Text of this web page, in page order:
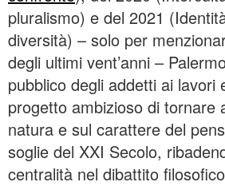
pluralismo) e del 2021
diversità) – solo per
degli ultimi vent’anni –
pubblico degli addetti ai lavori
progetto ambizioso di tornare
natura e sul carattere del
soglie del XXI Secolo,
centralità nel dibattito